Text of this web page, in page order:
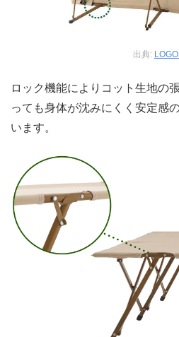
出典:
ロック機能によりコット生地の
っても身体が沈みにくく安定感
います。